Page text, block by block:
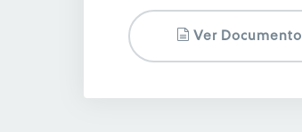
Ver Documento